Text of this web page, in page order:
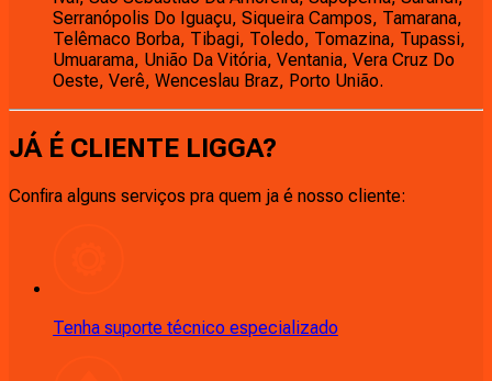
Serranópolis Do Iguaçu, Siqueira Campos, Tamarana,
Telêmaco Borba, Tibagi, Toledo, Tomazina, Tupassi,
Umuarama, União Da Vitória, Ventania, Vera Cruz Do
Oeste, Verê, Wenceslau Braz, Porto União.
JÁ É CLIENTE LIGGA?
Confira alguns serviços pra quem ja é nosso cliente:
Tenha suporte técnico especializado